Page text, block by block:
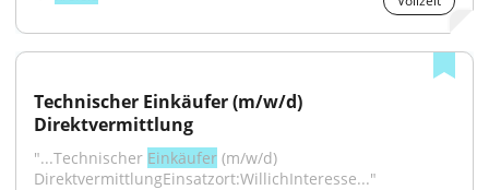
Technischer Einkäufer (m/w/d)
Direktvermittlung
"...Technischer Einkäufer (m/w/d)
DirektvermittlungEinsatzort:WillichInteresse..."